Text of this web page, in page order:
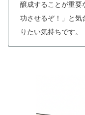
醸成することが重要
功させるぞ！」と気
りたい気持ちです。